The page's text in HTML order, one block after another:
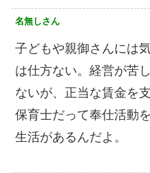
名無しさん
子どもや親御さんには
は仕方ない。経営が苦
ないが、正当な賃金を
保育士だって奉仕活動
生活があるんだよ。